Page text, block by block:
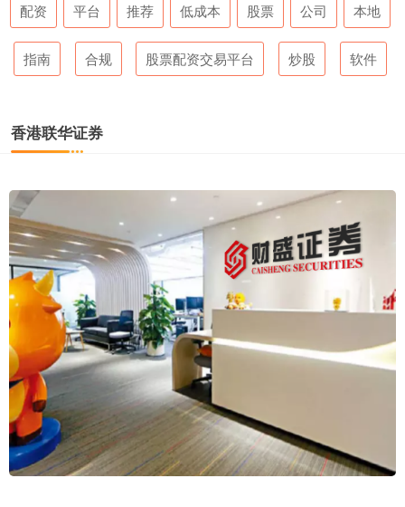
配资 平台 推荐 低成本 股票 公司 本地
指南 合规 股票配资交易平台 炒股 软件
香港联华证券